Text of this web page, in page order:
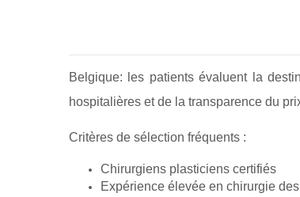
Belgique: les patients évaluent la
hospitalières et de la transparence du
Critères de sélection fréquents :
Chirurgiens plasticiens certifiés
Expérience élevée en chirurgie